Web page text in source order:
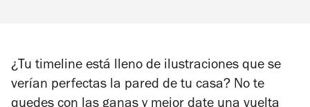
¿Tu timeline está lleno de ilustraciones que se
verían perfectas la pared de tu casa? No te